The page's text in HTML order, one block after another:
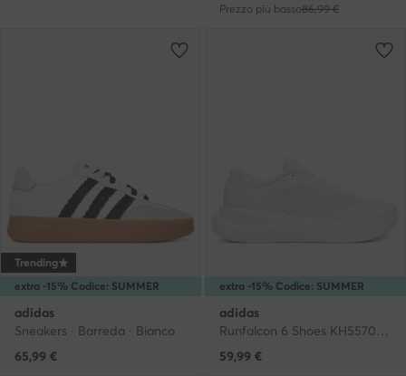
Prezzo più basso86,99 €
extra -15% Codice: SUMMER
Trending
adidas
Sneakers · Barreda · Bianco
65,99 €
extra -15% Codice: SUMMER
adidas
Runfalcon 6 Shoes KH5570 · Scarpe running
59,99 €